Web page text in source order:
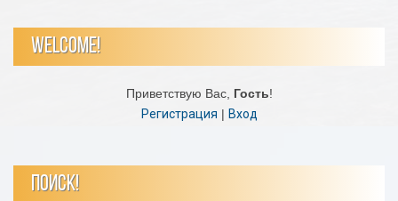
WELCOME!
Приветствую Вас, Гость!
Регистрация | Вход
ПОИСК!